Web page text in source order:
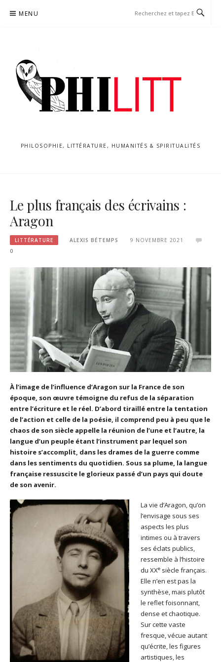
MENU
PHILOSOPHIE, LITTÉRATURE, HUMANITÉS & SPIRITUALITÉS
Le plus français des écrivains :
Aragon
LITTÉRATURE ALEXIS BÉTEMPS
9 NOVEMBRE 2021
0
À l’image de l’influence d’Aragon sur la France de son
époque, son œuvre témoigne du refus de la séparation
entre l’écriture et le réel. D’abord tiraillé entre la tentation
de l’action et celle de la poésie, il comprend peu à peu que le
chaos de son siècle appelle la réunion de l’une et l’autre, la
langue d’un peuple étant l’instrument par lequel son
histoire s’accomplit, dans les drames de la guerre comme
dans les sentiments du quotidien. Sous sa plume, la langue
française ressuscite le glorieux passé d’un pays qui doute
de son avenir.
La vie d’Aragon, qu’on
l’envisage sous ses
aspects les plus
intimes ou à travers
ses éclats publics,
ressemble à l’histoire
du XXe siècle français.
Elle n’en est pas la
synthèse, mais plutôt
le reflet foisonnant,
dense et chaotique.
Sur cette vaste
fresque, vécue autant
qu’écrite, les figures
artistiques, les